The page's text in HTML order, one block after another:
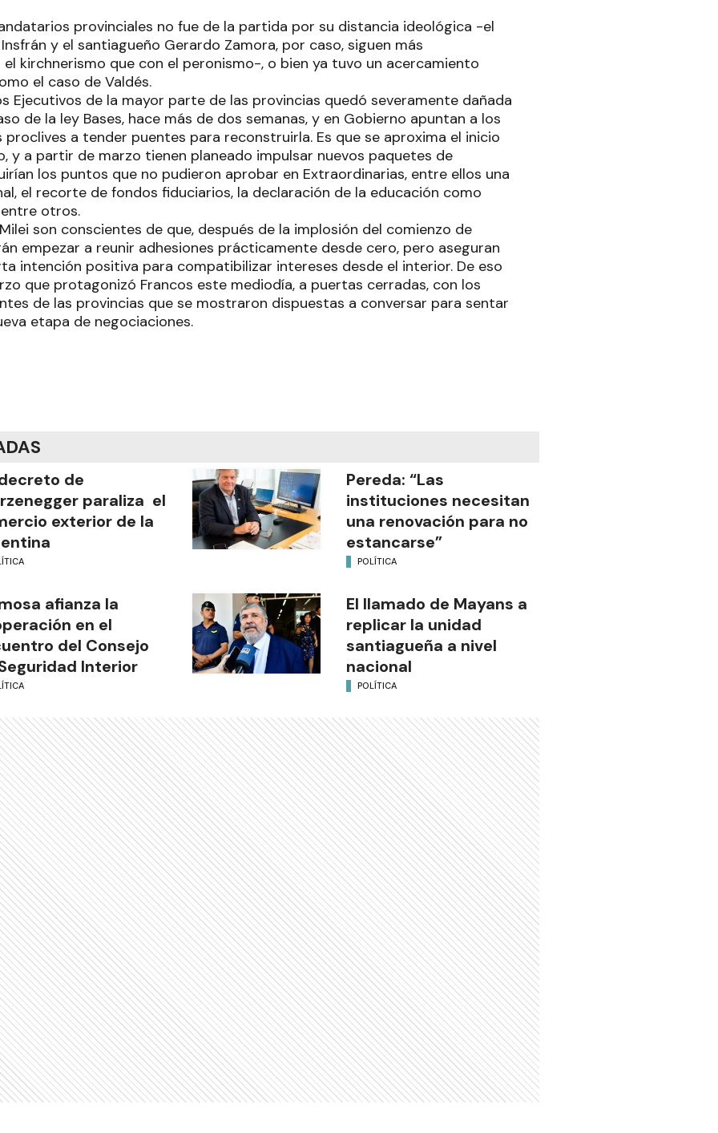
provinciales no fue de la partida por su distancia ideológica -el
y el santiagueño Gerardo Zamora, por caso, siguen más
kirchnerismo que con el peronismo-, o bien ya tuvo un acercamiento
el caso de Valdés.
Ejecutivos de la mayor parte de las provincias quedó severamente dañada
de la ley Bases, hace más de dos semanas, y en Gobierno apuntan a los
a tender puentes para reconstruirla. Es que se aproxima el inicio
y a partir de marzo tienen planeado impulsar nuevos paquetes de
los puntos que no pudieron aprobar en Extraordinarias, entre ellos una
el recorte de fondos fiduciarios, la declaración de la educación como
otros.
son conscientes de que, después de la implosión del comienzo de
empezar a reunir adhesiones prácticamente desde cero, pero aseguran
intención positiva para compatibilizar intereses desde el interior. De eso
que protagonizó Francos este mediodía, a puertas cerradas, con los
de las provincias que se mostraron dispuestas a conversar para sentar
etapa de negociaciones.
de
paraliza el
exterior de la
Pereda: “Las
instituciones necesitan
una renovación para no
estancarse”
POLÍTICA
afianza la
en el
del Consejo
Interior
El llamado de Mayans a
replicar la unidad
santiagueña a nivel
nacional
POLÍTICA